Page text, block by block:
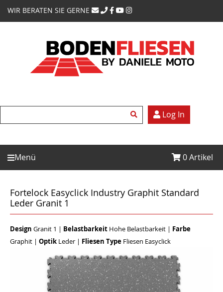
WIR BERATEN SIE GERNE
Log In
Menü 0Artikel
Fortelock Easyclick Industry Graphit Standard
Leder Granit 1
Design Granit 1 | Belastbarkeit Hohe Belastbarkeit | Farbe
Graphit | Optik Leder | Fliesen Type Fliesen Easyclick